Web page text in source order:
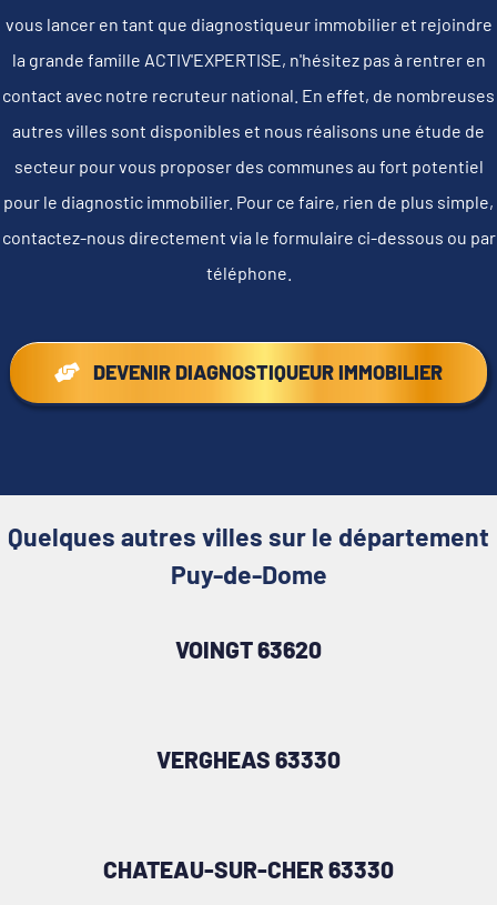
vous lancer en tant que diagnostiqueur immobilier et rejoindre
la grande famille ACTIV'EXPERTISE, n'hésitez pas à rentrer en
contact avec notre recruteur national. En effet, de nombreuses
autres villes sont disponibles et nous réalisons une étude de
secteur pour vous proposer des communes au fort potentiel
pour le diagnostic immobilier. Pour ce faire, rien de plus simple,
contactez-nous directement via le formulaire ci-dessous ou par
téléphone.
DEVENIR DIAGNOSTIQUEUR IMMOBILIER
Quelques autres villes sur le département
Puy-de-Dome
VOINGT 63620
VERGHEAS 63330
CHATEAU-SUR-CHER 63330